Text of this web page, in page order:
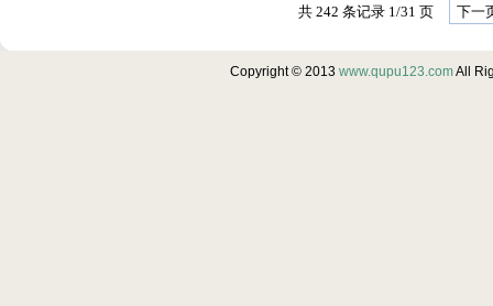
共 242 条记录 1/31 页 下一
Copyright © 2013 www.qupu123.comAll